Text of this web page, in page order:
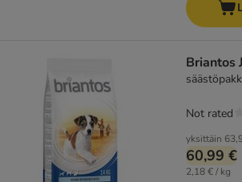
Briantos
yksittäin
60,99 €
2,18 € / kg
Not rated